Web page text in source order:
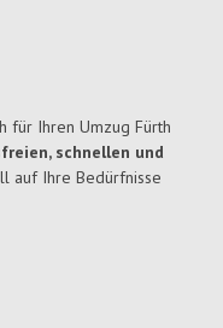
für Ihren Umzug Fürth
schnellen und
auf Ihre Bedürfnisse